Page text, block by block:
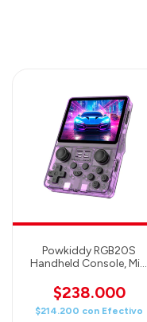
Powkiddy RGB20S
Handheld Console, Mini
3,5 inch PANTALLA IPS -
16GB+128GB + 20000
Games
$238.000
$214.200 con Efectivo